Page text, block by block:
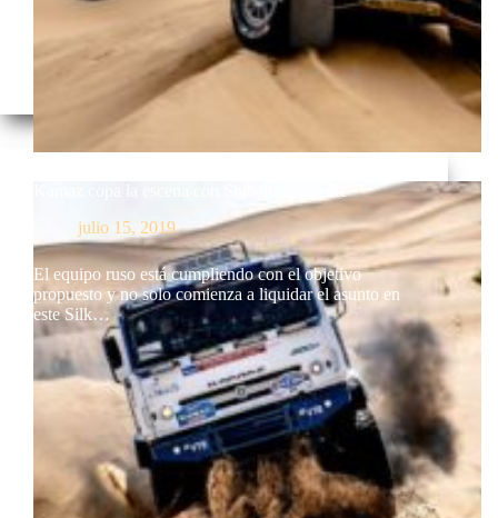
Kamaz copa la escena con Shibalov al frente
julio 15, 2019
El equipo ruso está cumpliendo con el objetivo
propuesto y no solo comienza a liquidar el asunto en
este Silk…